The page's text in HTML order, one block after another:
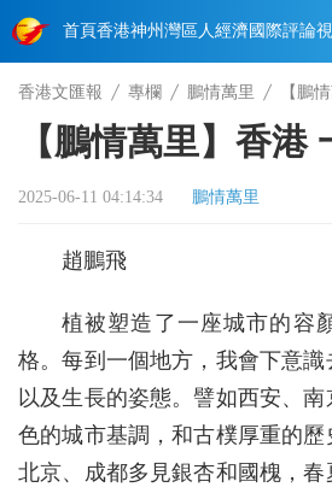
首頁香港神州 灣區人經濟國際評論
香港文匯報 專欄 鵬情萬里 【鵬
【鵬情萬里】香港
2025-06-11 04:14:34 鵬情萬里
趙鵬飛
植被塑造了一座城市的容
格。每到一個地方，我會下意識
以及生長的姿態。譬如西安、
色的城市基調，和古樸厚重的歷
北京、成都多見銀杏和國槐，